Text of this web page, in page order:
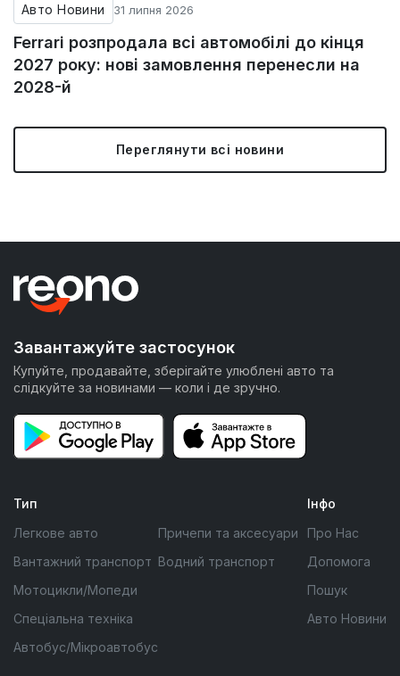
Авто Новини 31 липня 2026
Ferrari розпродала всі автомобілі до кінця
2027 року: нові замовлення перенесли на
2028-й
Переглянути всі новини
Завантажуйте застосунок
Купуйте, продавайте, зберігайте улюблені авто та
слідкуйте за новинами — коли і де зручно.
Тип
Легкове авто
Вантажний транспорт
Мотоцикли/Мопеди
Спеціальна техніка
Автобус/Мікроавтобус
Причепи та аксесуари
Водний транспорт
Інфо
Про Нас
Допомога
Пошук
Авто Новини